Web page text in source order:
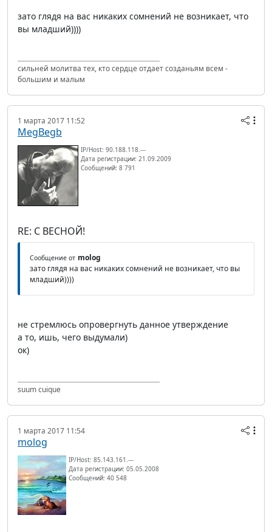
зато глядя на вас никаких сомнений не возникает, что
вы младший))))
сильней молитва тех, кто сердце отдает созданьям всем -
большим и малым
1 марта 2017 11:52
MegBegb
IP/Host: 90.188.118.---
Дата регистрации: 21.09.2009
Сообщений: 8 791
RE: С ВЕСНОЙ!
Сообщение от molog
зато глядя на вас никаких сомнений не возникает, что вы
младший))))
не стремлюсь опровергнуть данное утверждение
а то, ишь, чего выдумали)
ок)
suum cuique
1 марта 2017 11:54
molog
IP/Host: 85.143.161.---
Дата регистрации: 05.05.2008
Сообщений: 40 548